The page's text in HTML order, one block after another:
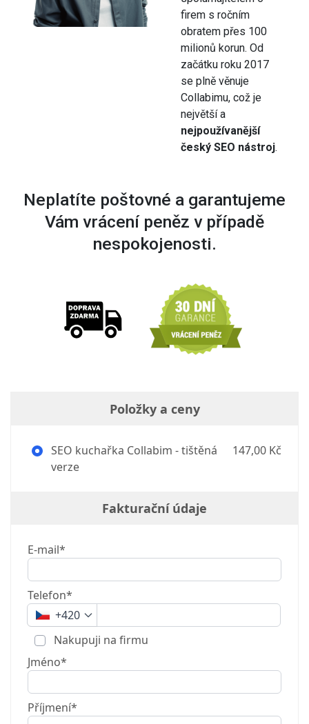
firem s ročním
obratem přes 100
milionů korun. Od
začátku roku 2017
se plně věnuje
Collabimu, což je
největší a
nejpoužívanější
český SEO nástroj.
Neplatíte poštovné a garantujeme
Vám vrácení peněz v případě
nespokojenosti.
Položky a ceny
SEO kuchařka Collabim - tištěná
verze
147,00 Kč
Fakturační údaje
E-mail*
Telefon*
+420
Nakupuji na firmu
Jméno*
Příjmení*